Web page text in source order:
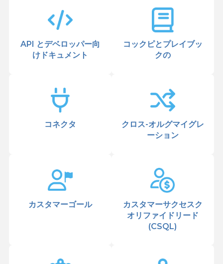
API とデベロッパー向
けドキュメント
コックピとプレイブッ
クの
コネクタ
クロス-オルグマイグレ
ーション
カスタマーゴール
カスタマーサクセスク
オリファイドリード
(CSQL)